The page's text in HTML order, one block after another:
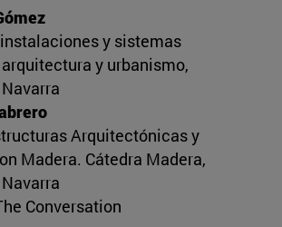
y sistemas
y urbanismo,
Arquitectónicas y
Madera. Cátedra Madera,
Conversation